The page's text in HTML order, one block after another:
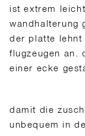
ist extrem
wandhalterung
der platte lehnt
flugzeugen an.
einer ecke
damit die
unbequem in